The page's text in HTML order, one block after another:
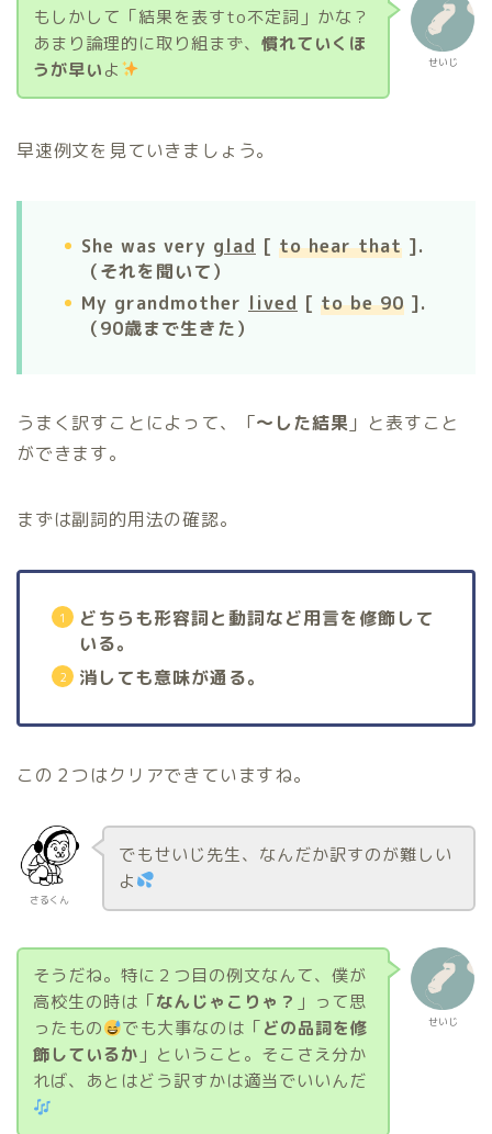
せいじ
もしかして「結果を表すto不定詞」かな？
あまり論理的に取り組まず、 慣れていくほ
うが早いよ
早速例文を見ていきましょう。
She was very glad [ to hear that ].
（それを聞いて）
My grandmother lived [ to be 90 ].
（90歳まで生きた）
うまく訳すことによって、「〜した結果 」と表すこと
ができます。
まずは副詞的用法の確認。
どちらも形容詞と動詞など用言を修飾して
いる。
消しても意味が通る。
この２つはクリアできていますね。
さるくん
でもせいじ先生、なんだか訳すのが難しい
よ
せいじ
そうだね。特に２つ目の例文なんて、僕が
高校生の時は「なんじゃこりゃ？ 」って思
ったもの
でも大事なのは「どの品詞を修
飾しているか 」ということ。そこさえ分か
れば、あとはどう訳すかは適当でいいんだ